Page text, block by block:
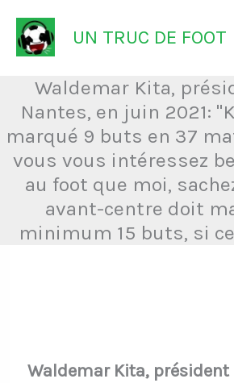
Aller
au
contenu
UN TRUC DE FOOT
Waldemar Kita,
Nantes, en juin 2021:
marqué 9 buts en 37
vous vous intéressez
au foot que moi,
avant-centre doit
minimum 15 buts, si
Waldemar Kita, président